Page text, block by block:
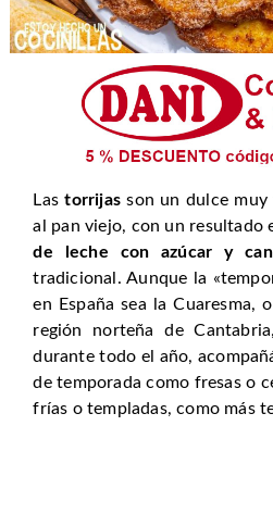
Lastorrijas son un dulce
al pan viejo, con un resultado
de leche con azúcar y
tradicional. Aunque la
en España sea la Cuaresma,
región norteña de
durante todo el año,
de temporada como fresas o
frías o templadas, como más